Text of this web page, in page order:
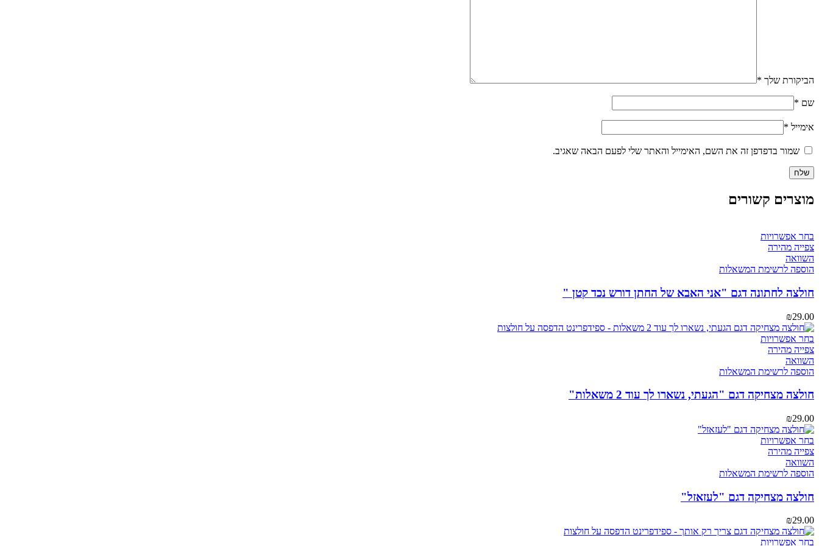
הביקורת שלך *
שם *
אימייל *
שמור בדפדפן זה את השם, האימייל והאתר שלי לפעם הבאה שאגיב.
מוצרים קשורים
בחר אפשרויות
מספר
ניתן
לבחור
האפשרויות
בעמוד
המוצר
צפייה מהירה
השוואה
הוספה לרשימת המשאלות
חולצה לחתונה דגם "אני האבא של החתן דורש נכד קטן "
₪29.00
בחר אפשרויות
מספר
ניתן
לבחור
האפשרויות
בעמוד
המוצר
צפייה מהירה
השוואה
הוספה לרשימת המשאלות
חולצה מצחיקה דגם "הגעתי, נשארו לך עוד 2 משאלות"
₪29.00
בחר אפשרויות
מספר
ניתן
לבחור
האפשרויות
בעמוד
צפייה מהירה
השוואה
הוספה לרשימת המשאלות
חולצה מצחיקה דגם "לעזאזל"
₪29.00
בחר אפשרויותלמוצר